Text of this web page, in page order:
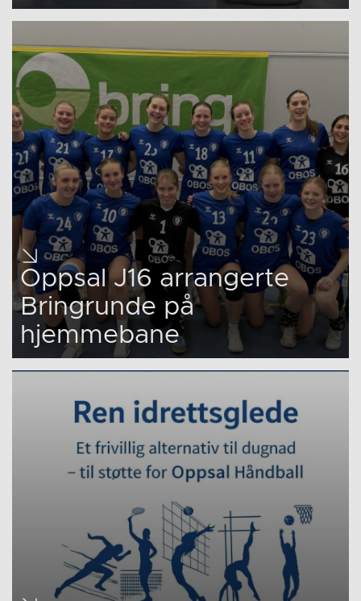
Oppsal J16 arrangerte
Bringrunde på
hjemmebane